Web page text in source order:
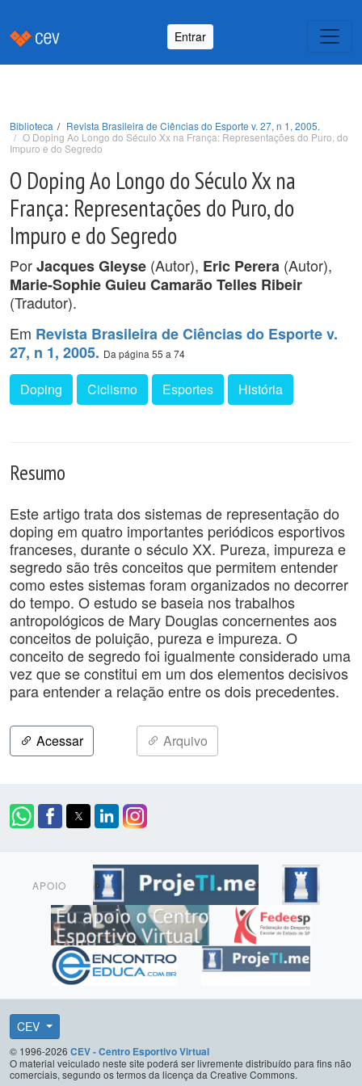
Entrar
Biblioteca
Revista Brasileira de Ciências do Esporte v. 27, n 1, 2005.
O Doping Ao Longo do Século Xx na França: Representações do Puro, do
Impuro e do Segredo
O Doping Ao Longo do Século Xx na
França: Representações do Puro, do
Impuro e do Segredo
PorJacques Gleyse (Autor), Eric Perera (Autor),
Marie-Sophie Guieu Camarão Telles Ribeir
(Tradutor).
Em Revista Brasileira de Ciências do Esporte v.
27, n 1, 2005. Da página 55 a 74
Doping Ciclismo Esportes História
Resumo
Este artigo trata dos sistemas de representação do
doping em quatro importantes periódicos esportivos
franceses, durante o século XX. Pureza, impureza e
segredo são três conceitos que permitem entender
como estes sistemas foram organizados no decorrer
do tempo. O estudo se baseia nos trabalhos
antropológicos de Mary Douglas concernentes aos
conceitos de poluição, pureza e impureza. O
conceito de segredo foi igualmente considerado uma
vez que se constitui em um dos elementos decisivos
para entender a relação entre os dois precedentes.
Acessar Arquivo
APOIO
CEV
© 1996-2026 CEV - Centro Esportivo Virtual
O material veiculado neste site poderá ser livremente distribuído para fins não
comerciais, segundo os termos da licença da Creative Commons.